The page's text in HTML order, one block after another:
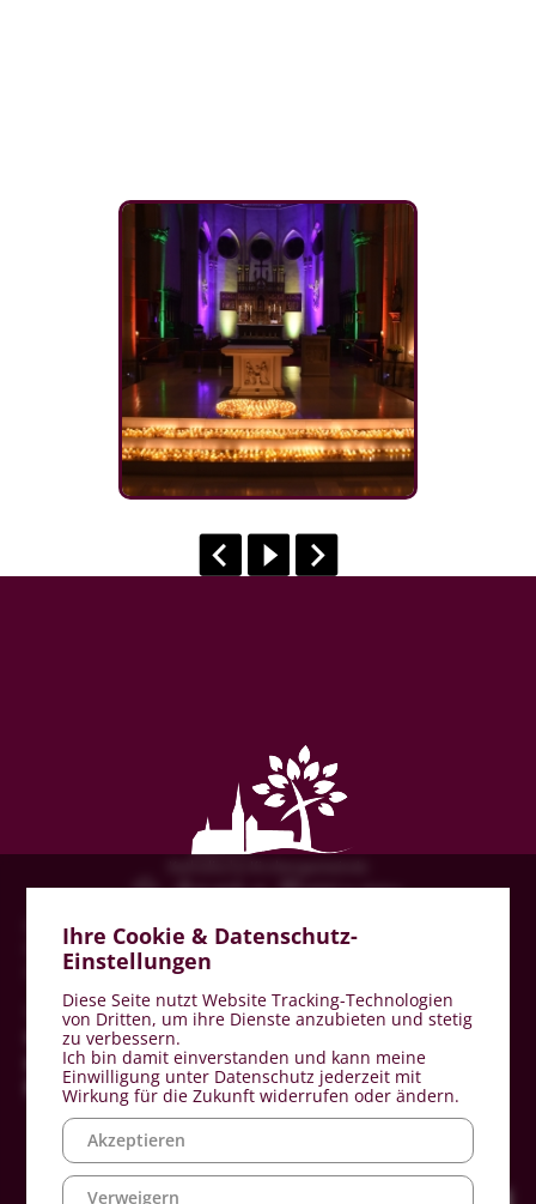
Katholische Kirchengemeinde St. Agatha
Kardinal-von-Galen-Straße 8
49497 Mettingen
Telefon: 05452 9324-0
Telefax: 05452 9324-24
stagatha-mettingen@bistum-muenster.de
www.st-agatha-mettingen.de
Ihre Cookie & Datenschutz-
Einstellungen
Diese Seite nutzt Website Tracking-Technologien
von Dritten, um ihre Dienste anzubieten und stetig
zu verbessern.
Ich bin damit einverstanden und kann meine
Einwilligung unter Datenschutz jederzeit mit
Wirkung für die Zukunft widerrufen oder ändern.
Akzeptieren
Verweigern